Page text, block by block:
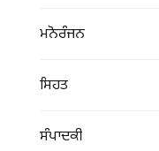
ਮਨੋਰੰਜਨ
ਸਿਹਤ
ਸੰਪਾਦਕੀ